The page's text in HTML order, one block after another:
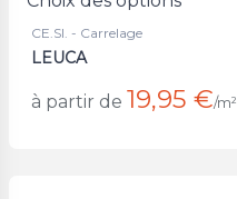
CE.SI. - Carrelage
LEUCA
à partir de 19,95 €/m²